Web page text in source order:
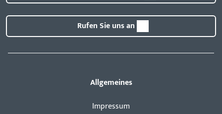
Rufen Sie uns an
Allgemeines
Impressum